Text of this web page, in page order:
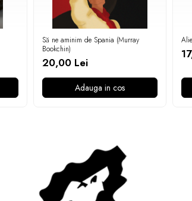
Să ne aminim de Spania (Murray
Bookchin)
20,00 Lei
Adauga in cos